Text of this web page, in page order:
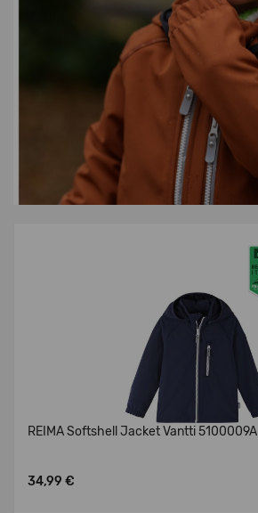
REIMA Softshell Jacket Vantti 5100009A
34,99 €